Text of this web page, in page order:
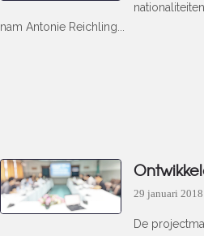
nam Antonie Reichling...
29 januari 2018
De